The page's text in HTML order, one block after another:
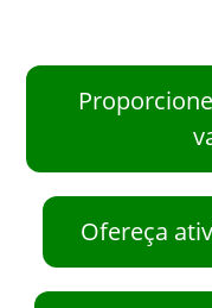
Ofereça